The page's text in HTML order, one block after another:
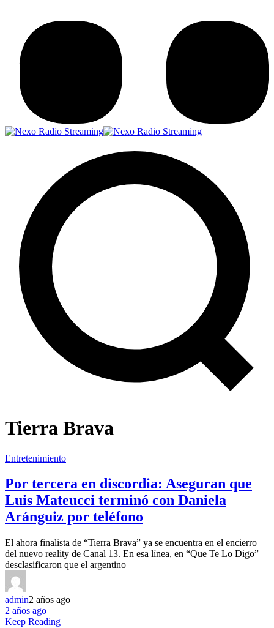
Tierra Brava
Entretenimiento
Por tercera en discordia: Aseguran que
Luis Mateucci terminó con Daniela
Aránguiz por teléfono
El ahora finalista de “Tierra Brava” ya se encuentra en el encierro
del nuevo reality de Canal 13. En esa línea, en “Que Te Lo Digo”
desclasificaron que el argentino
admin2 años ago
2 años ago
Keep Reading